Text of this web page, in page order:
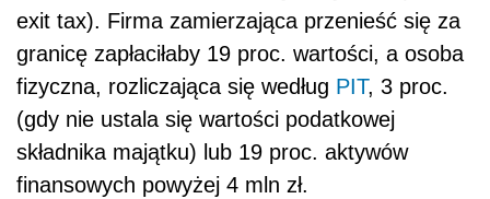
exit tax). Firma zamierzająca przenieść się za
granicę zapłaciłaby 19 proc. wartości, a osoba
fizyczna, rozliczająca się według PIT, 3 proc.
(gdy nie ustala się wartości podatkowej
składnika majątku) lub 19 proc. aktywów
finansowych powyżej 4 mln zł.